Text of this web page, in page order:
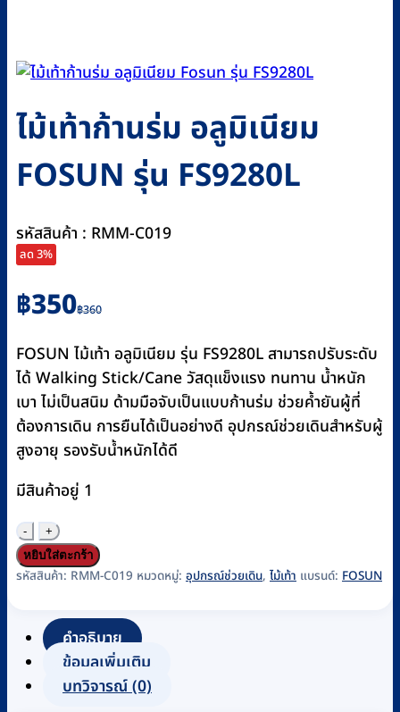
ไม้เท้าก้านร่ม อลูมิเนียม
FOSUN รุ่น FS9280L
รหัสสินค้า : RMM-C019
ลด 3%
฿360
Original
price
was:
฿360.
฿350
Current
price
is:
฿350.
FOSUN ไม้เท้า อลูมิเนียม รุ่น FS9280L สามารถปรับระดับ
ได้ Walking Stick/Cane วัสดุแข็งแรง ทนทาน น้ำหนัก
เบา ไม่เป็นสนิม ด้ามมือจับเป็นแบบก้านร่ม ช่วยค้ำยันผู้ที่
ต้องการเดิน การยืนได้เป็นอย่างดี อุปกรณ์ช่วยเดินสำหรับผู้
สูงอายุ รองรับน้ำหนักได้ดี
มีสินค้าอยู่ 1
จำนวน
ไม้
เท้า
ร่ม
อลู
เนียม
หยิบใส่ตะกร้า
รหัสสินค้า: RMM-C019 หมวดหมู่: อุปกรณ์ช่วยเดิน, ไม้เท้า แบรนด์: FOSUN
คำอธิบาย
ข้อมูลเพิ่มเติม
บทวิจารณ์ (0)